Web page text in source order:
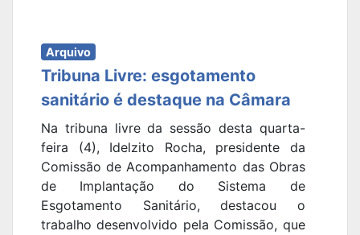
Arquivo
Tribuna Livre: esgotamento
sanitário é destaque na Câmara
Na tribuna livre da sessão desta quarta-
feira (4), Idelzito Rocha, presidente da
Comissão de Acompanhamento das Obras
de Implantação do Sistema de
Esgotamento Sanitário, destacou o
trabalho desenvolvido pela Comissão, que